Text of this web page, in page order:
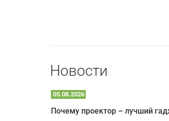
Новости
05.08.2026